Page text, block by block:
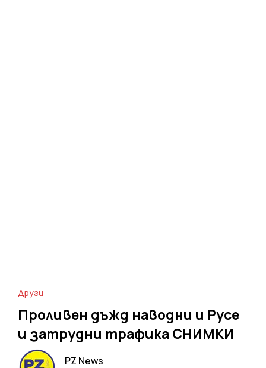
Други
Проливен дъжд наводни и Русе
и затрудни трафика СНИМКИ
PZ News